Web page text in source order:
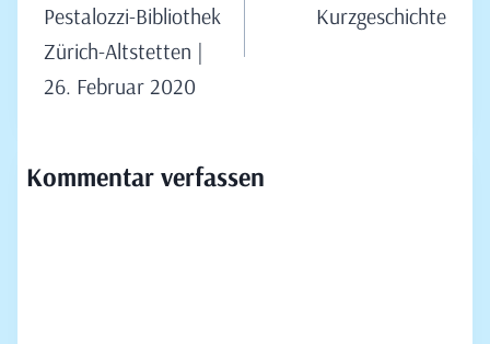
Pestalozzi-Bibliothek
Zürich-Altstetten |
26. Februar 2020
Kurzgeschichte
Kommentar verfassen